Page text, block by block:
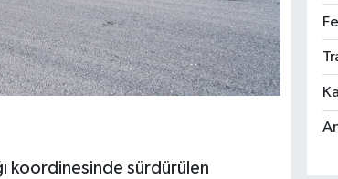
koordinesinde sürdürülen